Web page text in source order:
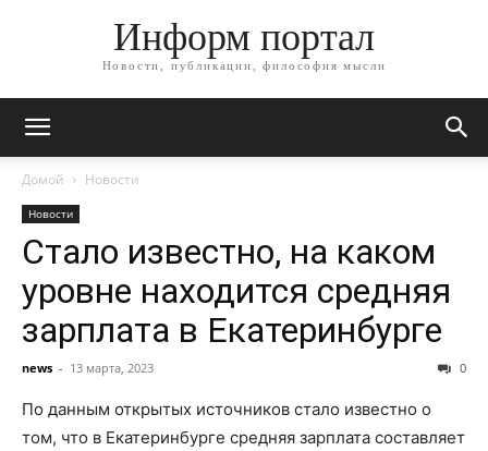
Информ портал
Новости, публикации, философия мысли
Домой Новости
Новости
Стало известно, на каком
уровне находится средняя
зарплата в Екатеринбурге
news - 13 марта, 2023 0
По данным открытых источников стало известно о
том, что в Екатеринбурге средняя зарплата составляет